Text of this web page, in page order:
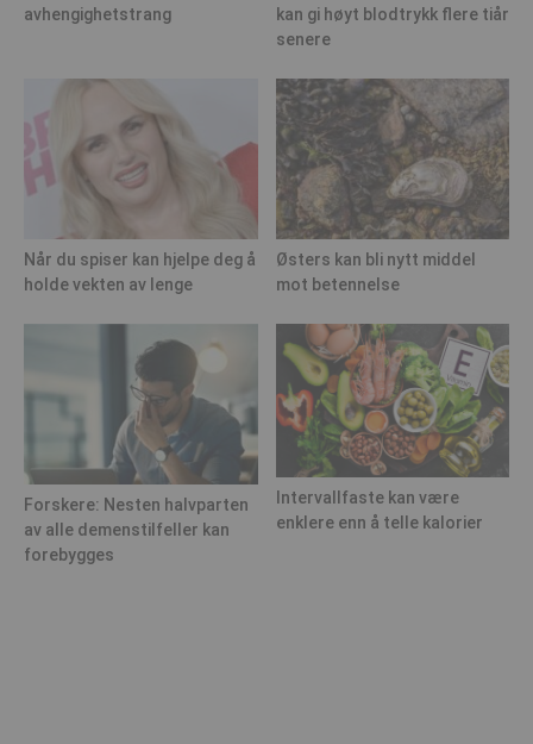
avhengighetstrang
kan gi høyt blodtrykk flere tiår
senere
Når du spiser kan hjelpe deg å
holde vekten av lenge
Østers kan bli nytt middel
mot betennelse
Forskere: Nesten halvparten
av alle demenstilfeller kan
forebygges
Intervallfaste kan være
enklere enn å telle kalorier